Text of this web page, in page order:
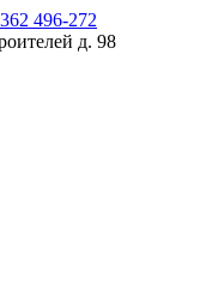
496-272
д. 98